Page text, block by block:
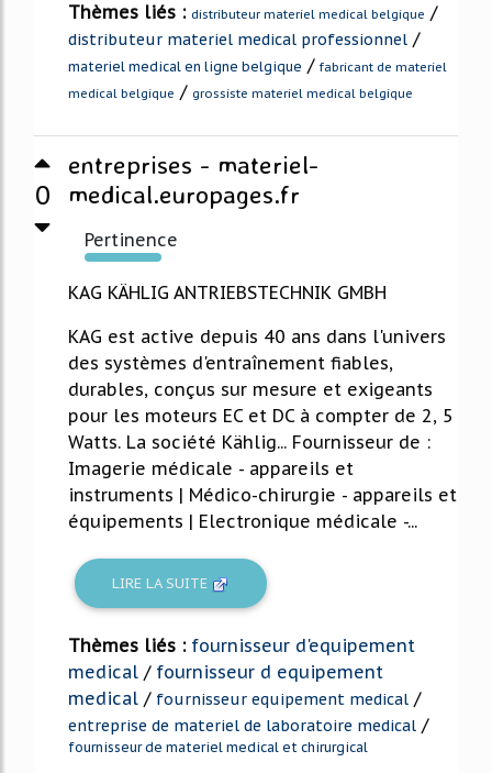
Thèmes liés : distributeur materiel medical belgique /
distributeur materiel medical professionnel /
materiel medical en ligne belgique /fabricant de materiel
medical belgique / grossiste materiel medical belgique
0
entreprises - materiel-
medical.europages.fr
Pertinence
210%
KAG KÄHLIG ANTRIEBSTECHNIK GMBH
KAG est active depuis 40 ans dans l'univers
des systèmes d'entraînement fiables,
durables, conçus sur mesure et exigeants
pour les moteurs EC et DC à compter de 2, 5
Watts. La société Kählig... Fournisseur de :
Imagerie médicale - appareils et
instruments | Médico-chirurgie - appareils et
équipements | Electronique médicale -...
LIRE LA SUITE
Thèmes liés : fournisseur d'equipement
medical / fournisseur d equipement
medical / fournisseur equipement medical /
entreprise de materiel de laboratoire medical /
fournisseur de materiel medical et chirurgical